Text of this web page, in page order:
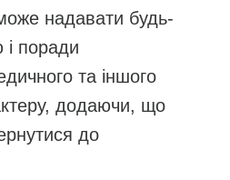
надавати будь-
і поради
та іншого
додаючи, що
до